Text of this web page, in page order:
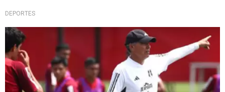
DEPORTES
¡En exclusiva!